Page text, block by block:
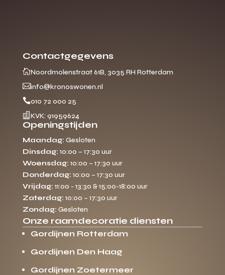
Contactgegevens
Noordmolenstraat 61B, 3035 RH Rotterdam
info@kronoswonen.nl
010 72 000 25
 KVK: 91959624
Openingstijden
Maandag: Gesloten
Dinsdag: 10:00 – 17:30 uur
Woensdag: 10:00 – 17:30 uur
Donderdag: 10:00 – 17:30 uur
Vrijdag: 11:00 - 13:30 & 15:00-18:00 uur
Zaterdag: 10:00 – 17:30 uur
Zondag: Gesloten
Onze raamdecoratie diensten
Gordijnen Rotterdam
Gordijnen Den Haag
Gordijnen Zoetermeer